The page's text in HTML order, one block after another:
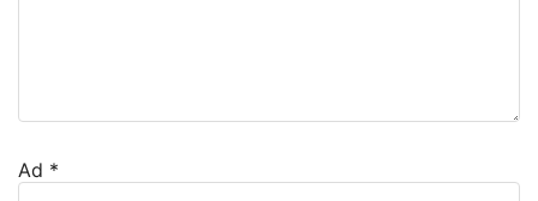
Ad *